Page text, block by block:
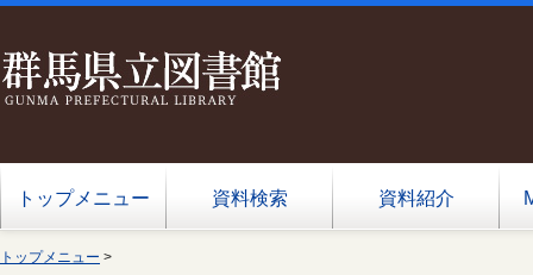
トップメニュー 資料検索 資料紹介
トップメニュー >